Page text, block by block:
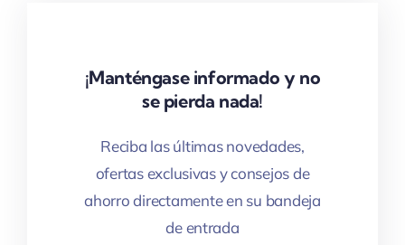
¡Manténgase informado y no
se pierda nada!
Reciba las últimas novedades,
ofertas exclusivas y consejos de
ahorro directamente en su bandeja
de entrada